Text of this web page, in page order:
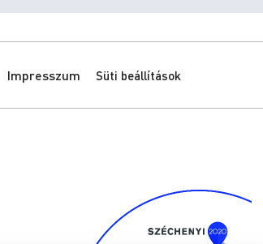
Impresszum Süti beállítások